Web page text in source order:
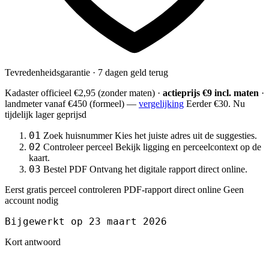
Tevredenheidsgarantie · 7 dagen geld terug
Kadaster officieel €2,95 (zonder maten) · actieprijs €9 incl. maten ·
landmetervanaf €450 (formeel) — vergelijking Eerder €30. Nu
tijdelijk lager geprijsd
01 Zoek huisnummer Kies het juiste adres uit de suggesties.
02 Controleer perceel Bekijk ligging en perceelcontext op de
kaart.
03 Bestel PDF Ontvang het digitale rapport direct online.
Eerst gratis perceel controleren PDF-rapport direct online Geen
account nodig
Bijgewerkt op 23 maart 2026
Kort antwoord